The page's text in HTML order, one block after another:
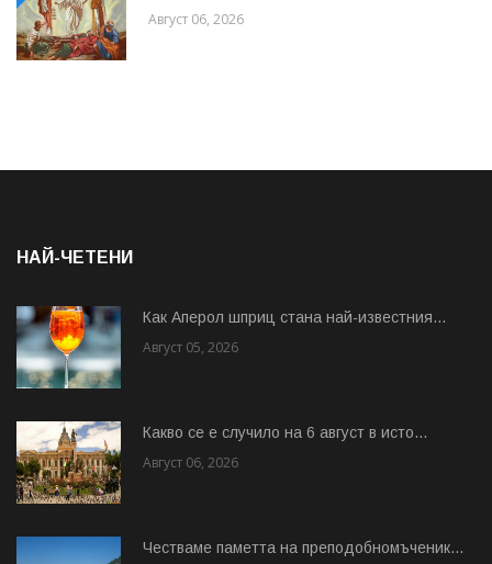
Август 06, 2026
НАЙ-ЧЕТЕНИ
Как Аперол шприц стана най-известния...
Август 05, 2026
Какво се е случило на 6 август в исто...
Август 06, 2026
Честваме паметта на преподобномъченик...